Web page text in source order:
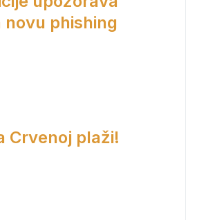
novu phishing
Crvenoj plaži!